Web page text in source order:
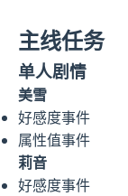
主线任务
单人剧情
美雪
好感度事件
属性值事件
莉音
好感度事件